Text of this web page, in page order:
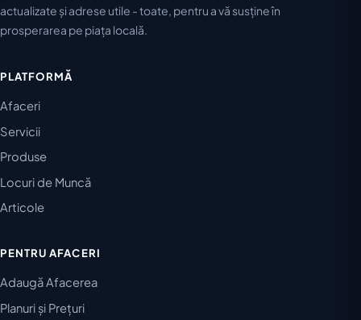
actualizate și adrese utile - toate, pentru a vă susține în
prosperarea pe piața locală.
PLATFORMĂ
Afaceri
Servicii
Produse
Locuri de Muncă
Articole
PENTRU AFACERI
Adaugă Afacerea
Planuri și Prețuri